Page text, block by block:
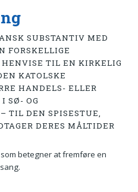
SUBSTANTIV MED
FORSKELLIGE
TIL EN KIRKELIG
KATOLSKE
HANDELS- ELLER
SØ- OG
DEN SPISESTUE,
DERES MÅLTIDER
betegner at fremføre en